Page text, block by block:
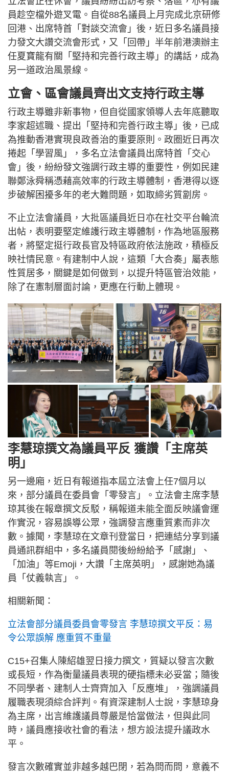
員趁空檔外遊叉電。自從88名議員上月完成北京研修
回港、出席特首「對談交流會」後，近日多名議員接
力發文大讚交流會形式，又「回帶」半年前港澳辦主
任夏寶龍有關「堅持和完善行政主導」的講話，成為
另一道政治風景線。
立會、區會議員齊出文支持行政主導
行政主導雖非新事物，但自從國家領導人去年底聽取
李家超述職、提出「堅持和完善行政主導」後，已成
為推動香港實現良政善治的重要原則。政圈近日再次
捲起「學習風」，多名立法會議員出席特首「交心
會」後，紛紛發文強調行政主導的重要性，例如民建
聯鄭泳舜稱憑藉高效率的行政主導體制，香港得以逐
步破解困擾多年的老大難問題，如取締劣質劏房。
不止立法會議員，大批區議員近日亦在社交平台輪流
出帖，表明要堅定維護行政主導體制，作為地區服務
者，將堅定挺行政長官及特區政府依法施政，積極反
映社情民意。有建制中人說，這類「大合奏」屬表態
性質居多，關鍵是如何做到，以提升特區管治效能，
除了在憲制層面討論，更應在行動上體現。
李慧琼撰文為議員平反 獲讚「主席英
明」
另一邊廂，近日有報道指本屆立法會上任7個月以
來，部分議員在委員會「零發言」。立法會主席李慧
琼其後在報章撰文反駁，稱報道未能全面反映議會運
作實況，容易誤導公眾，強調發言應重質素而非次
數。據聞，李慧琼在文章刊登當日，把連結分享到議
員通訊群組中，多名議員閱後紛紛給予「感謝」、
「加油」等Emoji，大讚「主席英明」，感謝她為議
員「仗義執言」。
相關新聞：
立法會部分議員委員會零發言 李慧琼撰文平反：易
令公眾誤解 應重質不重量
C15+召集人陳紹雄翌日接力撰文，質疑以發言次數
或長短，作為衡量議員表現的硬指標未必妥當；隨後
不同學者、建制人士齊齊加入「反應堆」，強調議員
履職表現須綜合評判。有資深建制人士說，李慧琼身
為主席，出言維護議員尊嚴是恰當做法，但與此同
時，議員應接收社會的看法，想方設法提升議政水
平。
發言次數確實並非越多越巴閉，若為問而問，意義不